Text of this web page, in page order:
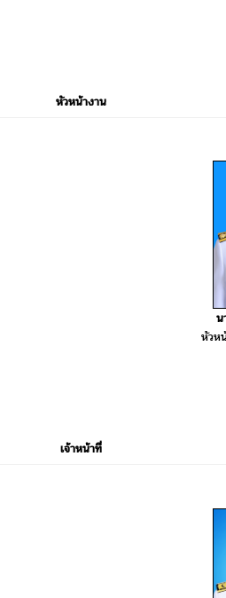
หัวหน้างาน
น
หัวห
เจ้าหน้าที่